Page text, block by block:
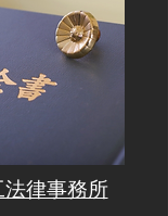
律事務所